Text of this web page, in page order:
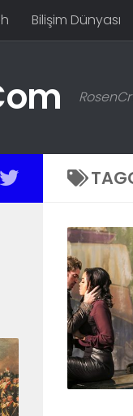
Bilişim Dünyası